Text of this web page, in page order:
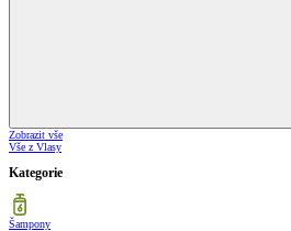
Zobrazit vše
Vše z Vlasy
Kategorie
Šampony